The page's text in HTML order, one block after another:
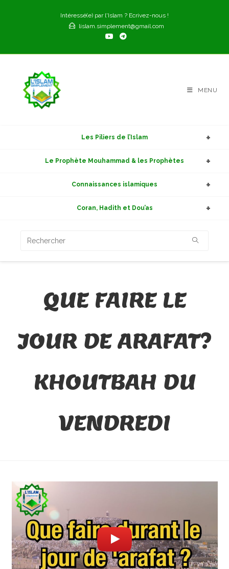
Intéressé(e) par l'Islam ? Ecrivez-nous !
lislam.simplement@gmail.com
MENU
Les Piliers de l’Islam
Le Prophète Mouhammad & les Prophètes
Connaissances islamiques
Coran, Hadith et Dou’as
QUE FAIRE LE
JOUR DE ARAFAT?
KHOUTBAH DU
VENDREDI